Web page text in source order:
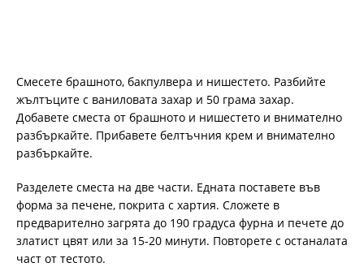
Смесете брашното, бакпулвера и нишестето. Разбийте
жълтъците с ваниловата захар и 50 грама захар.
Добавете сместа от брашното и нишестето и внимателно
разбъркайте. Прибавете белтъчния крем и внимателно
разбъркайте.
Разделете сместа на две части. Едната поставете във
форма за печене, покрита с хартия. Сложете в
предварително загрята до 190 градуса фурна и печете до
златист цвят или за 15-20 минути. Повторете с останалата
част от тестото.